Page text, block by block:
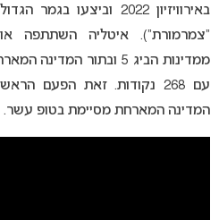
“צמרמורת”). איטליה השתתפה
ממדינות הביג 5 ובתור
המדינה המארחת מסיימת בטופ עשר.